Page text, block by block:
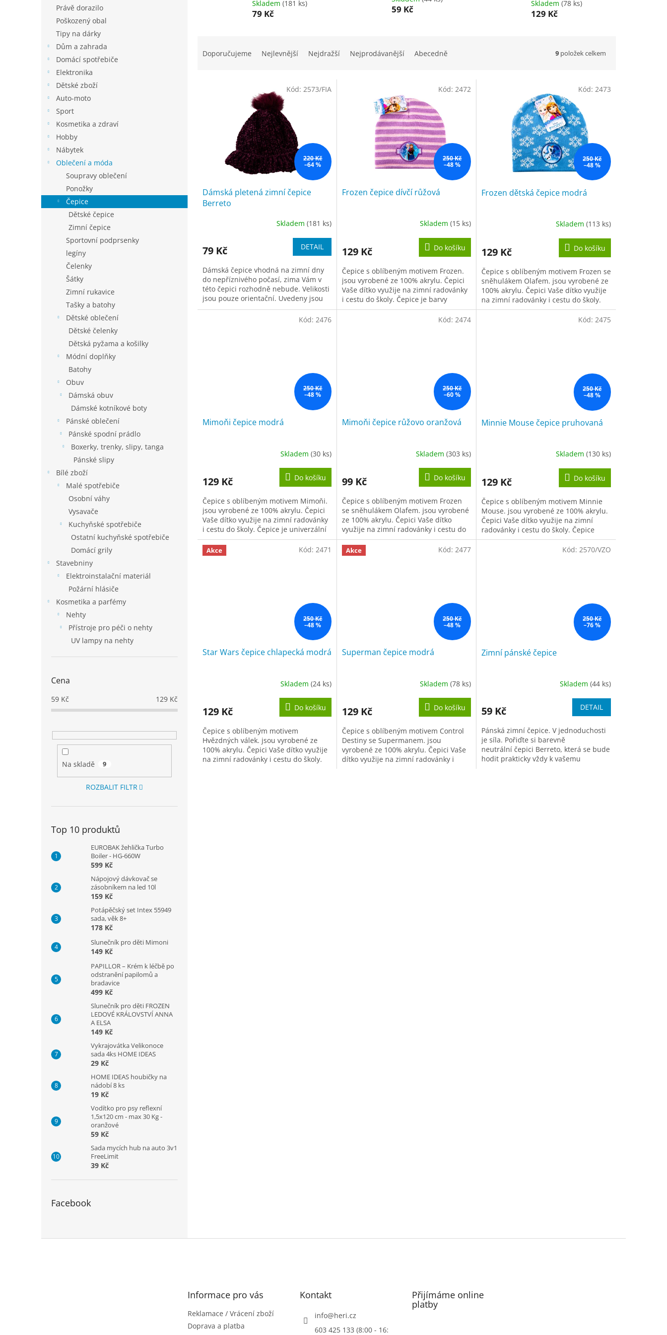
Právě dorazilo
Poškozený obal
Tipy na dárky
Dům a zahrada
Domácí spotřebiče
Elektronika
Dětské zboží
Auto-moto
Sport
Kosmetika a zdraví
Hobby
Nábytek
Oblečení a móda
Soupravy oblečení
Ponožky
Čepice
Dětské čepice
Zimní čepice
Sportovní podprsenky
legíny
Čelenky
Šátky
Zimní rukavice
Tašky a batohy
Dětské oblečení
Dětské čelenky
Dětská pyžama a košilky
Módní doplňky
Batohy
Obuv
Dámská obuv
Dámské kotníkové boty
Pánské oblečení
Pánské spodní prádlo
Boxerky, trenky, slipy, tanga
Pánské slipy
Bílé zboží
Malé spotřebiče
Osobní váhy
Vysavače
Kuchyňské spotřebiče
Ostatní kuchyňské spotřebiče
Domácí grily
Stavebniny
Elektroinstalační materiál
Požární hlásiče
Kosmetika a parfémy
Nehty
Přístroje pro péči o nehty
UV lampy na nehty
Cena
59 Kč 129 Kč
Na skladě 9
ROZBALIT FILTR
Top 10 produktů
EUROBAK žehlička Turbo
Boiler - HG-660W
599 Kč
Nápojový dávkovač se
zásobníkem na led 10l
159 Kč
Potápěčský set Intex 55949
sada, věk 8+
178 Kč
Slunečník pro děti Mimoni
149 Kč
PAPILLOR – Krém k léčbě po
odstranění papilomů a
bradavice
499 Kč
Slunečník pro děti FROZEN
LEDOVÉ KRÁLOVSTVÍ ANNA
A ELSA
149 Kč
Vykrajovátka Velikonoce
sada 4ks HOME IDEAS
29 Kč
HOME IDEAS houbičky na
nádobí 8 ks
19 Kč
Vodítko pro psy reflexní
1,5x120 cm - max 30 Kg -
oranžové
59 Kč
Sada mycích hub na auto 3v1
FreeLimit
39 Kč
Facebook
Skladem (181 ks)
79 Kč 59 Kč
Skladem (78 ks)
129 Kč
Doporučujeme Nejlevnější Nejdražší Nejprodávanější Abecedně 9 položek celkem
220 Kč
–64 %
Dámská pletená zimní čepice
Berreto
je
z
5
hvězdiček.
Skladem (181 ks)
79 Kč DETAIL
Dámská čepice vhodná na zimní dny
do nepříznivého počasí, zima Vám v
této čepici rozhodně nebude. Velikosti
jsou pouze orientační. Uvedeny jsou
rozměry produktu, nikoliv těla....
Kód: 2573/FIA
250 Kč
–48 %
Frozen čepice dívčí růžová
je
z
5
hvězdiček.
Skladem (15 ks)
129 Kč Do košíku
Čepice s oblíbeným motivem Frozen.
jsou vyrobené ze 100% akrylu. Čepici
Vaše dítko využije na zimní radovánky
i cestu do školy. Čepice je barvy
růžové a univerzální velikosti...
Kód: 2472
250 Kč
–48 %
Frozen dětská čepice modrá
je
z
5
hvězdiček.
Skladem (113 ks)
129 Kč Do košíku
Čepice s oblíbeným motivem Frozen se
sněhulákem Olafem. jsou vyrobené ze
100% akrylu. Čepici Vaše dítko využije
na zimní radovánky i cestu do školy.
Čepice je barvy modré a...
Kód: 2473
250 Kč
–48 %
Mimoňi čepice modrá
Skladem (30 ks)
129 Kč Do košíku
Čepice s oblíbeným motivem Mimoňi.
jsou vyrobené ze 100% akrylu. Čepici
Vaše dítko využije na zimní radovánky
i cestu do školy. Čepice je univerzální
velikosti (one...
Kód: 2476
250 Kč
–60 %
Mimoňi čepice růžovo oranžová
je
z
5
hvězdiček.
Skladem (303 ks)
99 Kč Do košíku
Čepice s oblíbeným motivem Frozen
se sněhulákem Olafem. jsou vyrobené
ze 100% akrylu. Čepici Vaše dítko
využije na zimní radovánky i cestu do
školy. Čepice je barvy modré a...
Kód: 2474
250 Kč
–48 %
Minnie Mouse čepice pruhovaná
je
z
5
hvězdiček.
Skladem (130 ks)
129 Kč Do košíku
Čepice s oblíbeným motivem Minnie
Mouse. jsou vyrobené ze 100% akrylu.
Čepici Vaše dítko využije na zimní
radovánky i cestu do školy. Čepice
je univerzální velikosti (one...
Kód: 2475
Akce
250 Kč
–48 %
Star Wars čepice chlapecká modrá
je
z
5
hvězdiček.
Skladem (24 ks)
129 Kč Do košíku
Čepice s oblíbeným motivem
Hvězdných válek. jsou vyrobené ze
100% akrylu. Čepici Vaše dítko využije
na zimní radovánky i cestu do školy.
Kód: 2471 Akce
250 Kč
–48 %
Superman čepice modrá
je
z
5
hvězdiček.
Skladem (78 ks)
129 Kč Do košíku
Čepice s oblíbeným motivem Control
Destiny se Supermanem. jsou
vyrobené ze 100% akrylu. Čepici Vaše
dítko využije na zimní radovánky i
Kód: 2477
250 Kč
–76 %
Zimní pánské čepice
je
z
5
hvězdiček.
Skladem (44 ks)
59 Kč DETAIL
Pánská zimní čepice. V jednoduchosti
je síla. Pořiďte si barevně
neutrální čepici Berreto, která se bude
hodit prakticky vždy k vašemu
Kód: 2570/VZO
Informace pro vás
Reklamace / Vrácení zboží
Doprava a platba
Kontakt
info@heri.cz
603 425 133 (8:00 - 16:
Přijímáme online
platby